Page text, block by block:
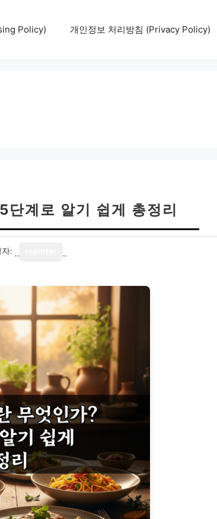
Policy) 개인정보 처리방침 (Privacy Policy)
계로 알기 쉽게 총정리
자: